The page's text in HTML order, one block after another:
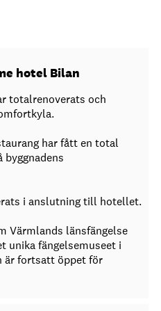
hotel Bilan
totalrenoverats och
har fått en total
byggnadens
i anslutning till hotellet.
Värmlands länsfängelse
unika fängelsemuseet i
är fortsatt öppet för